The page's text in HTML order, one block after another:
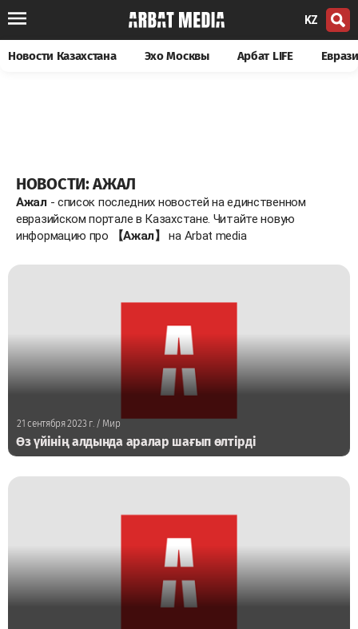
KZ
Новости Казахстана Эхо Москвы Арбат LIFE
НОВОСТИ: АЖАЛ
Ажал- список последних новостей на единственном
евразийском портале в Казахстане. Читайте новую
информацию про
【Ажал】 на Arbat media
21 сентября 2023 г./ Мир
Өз үйінің алдында аралар шағып өлтірді